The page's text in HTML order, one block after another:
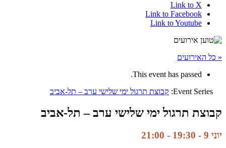
Link to X
Link to Facebook
Link to Youtube
« כל האירועים
This event has passed.
Event Series: קבוצת תרגול ימי שלישי ערב – תל-אביב
קבוצת תרגול ימי שלישי ערב – תל-אביב
יוני 9 - 19:30 -
21:00